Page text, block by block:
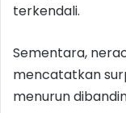
terkendali.
Sementara,
mencatatkan
menurun